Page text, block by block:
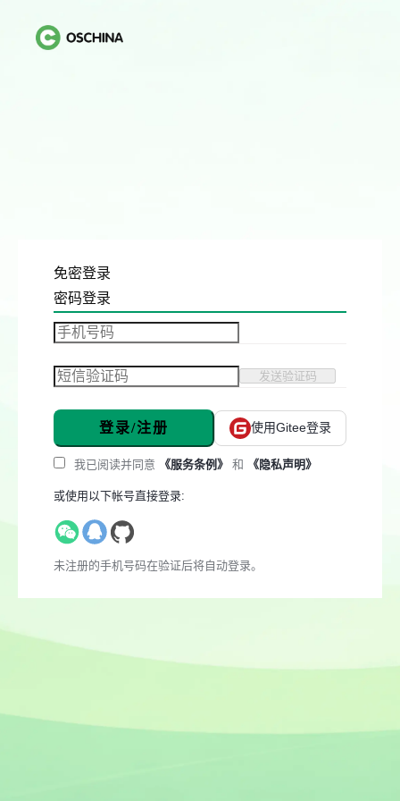
免密登录
密码登录
发送验证码
登录/注册 使用Gitee登录
我已阅读并同意 《服务条例》 和 《隐私声明》
或使用以下帐号直接登录:
未注册的手机号码在验证后将自动登录。